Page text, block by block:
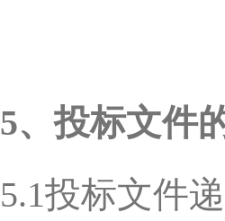
5、投标文件
5.1投标文件